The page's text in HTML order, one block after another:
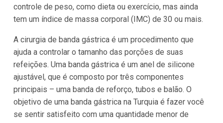
controle de peso, como dieta ou exercício, mas ainda
tem um índice de massa corporal (IMC) de 30 ou mais.
A cirurgia de banda gástrica é um procedimento que
ajuda a controlar o tamanho das porções de suas
refeições. Uma banda gástrica é um anel de silicone
ajustável, que é composto por três componentes
principais – uma banda de reforço, tubos e balão. O
objetivo de uma banda gástrica na Turquia é fazer você
se sentir satisfeito com uma quantidade menor de